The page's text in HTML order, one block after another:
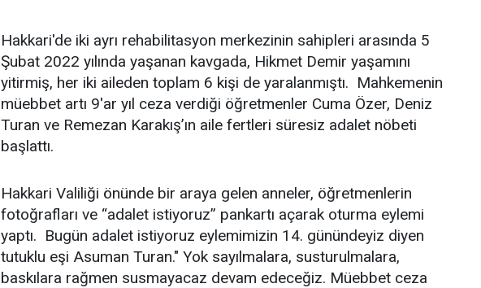
Hakkari'de iki ayrı rehabilitasyon merkezinin sahipleri arasında 5
Şubat 2022 yılında yaşanan kavgada, Hikmet Demir yaşamını
yitirmiş, her iki aileden toplam 6 kişi de yaralanmıştı. Mahkemenin
müebbet artı 9'ar yıl ceza verdiği öğretmenler Cuma Özer, Deniz
Turan ve Remezan Karakış’ın aile fertleri süresiz adalet nöbeti
başlattı.
Hakkari Valiliği önünde bir araya gelen anneler, öğretmenlerin
fotoğrafları ve “adalet istiyoruz” pankartı açarak oturma eylemi
yaptı. Bugün adalet istiyoruz eylemimizin 14. günündeyiz diyen
tutuklu eşi Asuman Turan." Yok sayılmalara, susturulmalara,
baskılara rağmen susmayacaz devam edeceğiz. Müebbet ceza